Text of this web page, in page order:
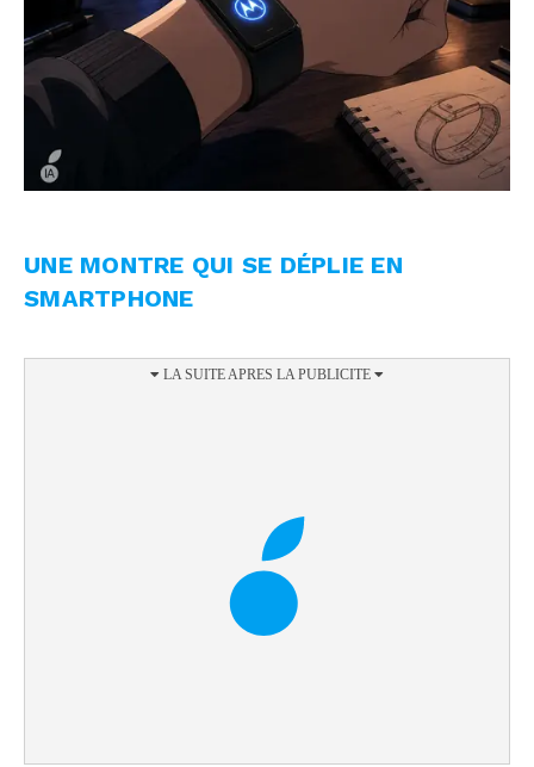
UNE MONTRE QUI SE DÉPLIE EN
SMARTPHONE